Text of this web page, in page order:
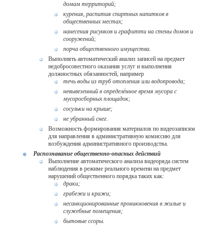
домам территорий;
курения, распития спиртных напитков в
общественных местах;
нанесения рисунков и графитти на стены домов и
сооружений;
порча общественного имущества.
Выполнять автоматический анализ записей на предмет
недобросовестного оказания услуг и выполнения
должностных обязанностей, например
течь воды из труб отопления или водопровода;
невывезенный в определённое время мусора с
мусоросборных площадок;
сосульки на крыше;
не убранный снег.
Возможность формирования материалов по видеозаписям
для направления в административную комиссию для
возбуждения административного производства.
Распознавание общественно-опасных действий
Выполнение автоматического анализа видеоряда систем
наблюдения в режиме реального времени на предмет
нарушений общественного порядка таких как:
драки;
грабежи и кражи;
несанкционированные проникновения в жилые и
служебные помещения;
бытовые ссоры.